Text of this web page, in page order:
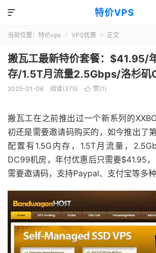
特价VPS

当前位置： 特价vps  VPS优惠  正文
搬瓦工最新特价套餐：$41.95/
存/1.5T月流量2.5Gbps/洛杉矶
2025-01-06 阅读(375)  赞(1 )
搬瓦工在之前推出过一个新系列的
初还是需要邀请码购买的，如今推出了
配置有1.5G内存，1.5T月流量，
DC99机房，年付优惠后只需要$41.95
需要邀请码，支持Paypal、支付宝等多种